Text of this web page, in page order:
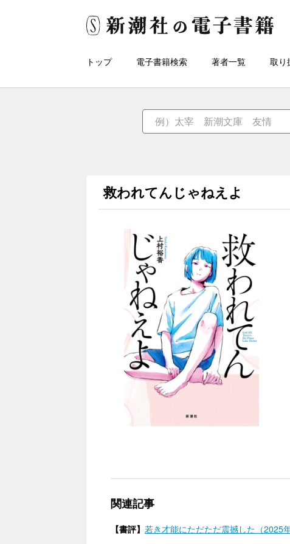
トップ 電子書籍検索 著者一覧 取り
救われてんじゃねえよ
関連記事
【書評】 若き才能にただただ震撼した（2025